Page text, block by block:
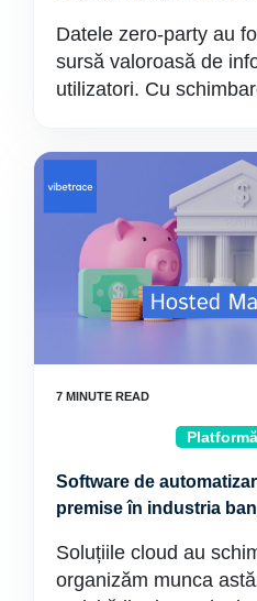
Datele zero-party au
sursă valoroasă de
utilizatori. Cu
Software de
premise în industria
Soluțiile cloud au
organizăm munca